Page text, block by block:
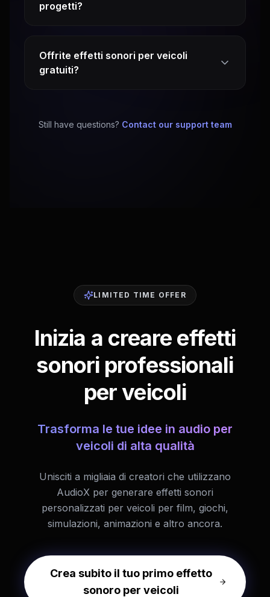
progetti?
Offrite effetti sonori per veicoli
gratuiti?
Still have questions? Contact our support team
LIMITED TIME OFFER
Inizia a creare effetti
sonori professionali
per veicoli
Trasforma le tue idee in audio per
veicoli di alta qualità
Unisciti a migliaia di creatori che utilizzano
AudioX per generare effetti sonori
personalizzati per veicoli per film, giochi,
simulazioni, animazioni e altro ancora.
Crea subito il tuo primo effetto
sonoro per veicoli